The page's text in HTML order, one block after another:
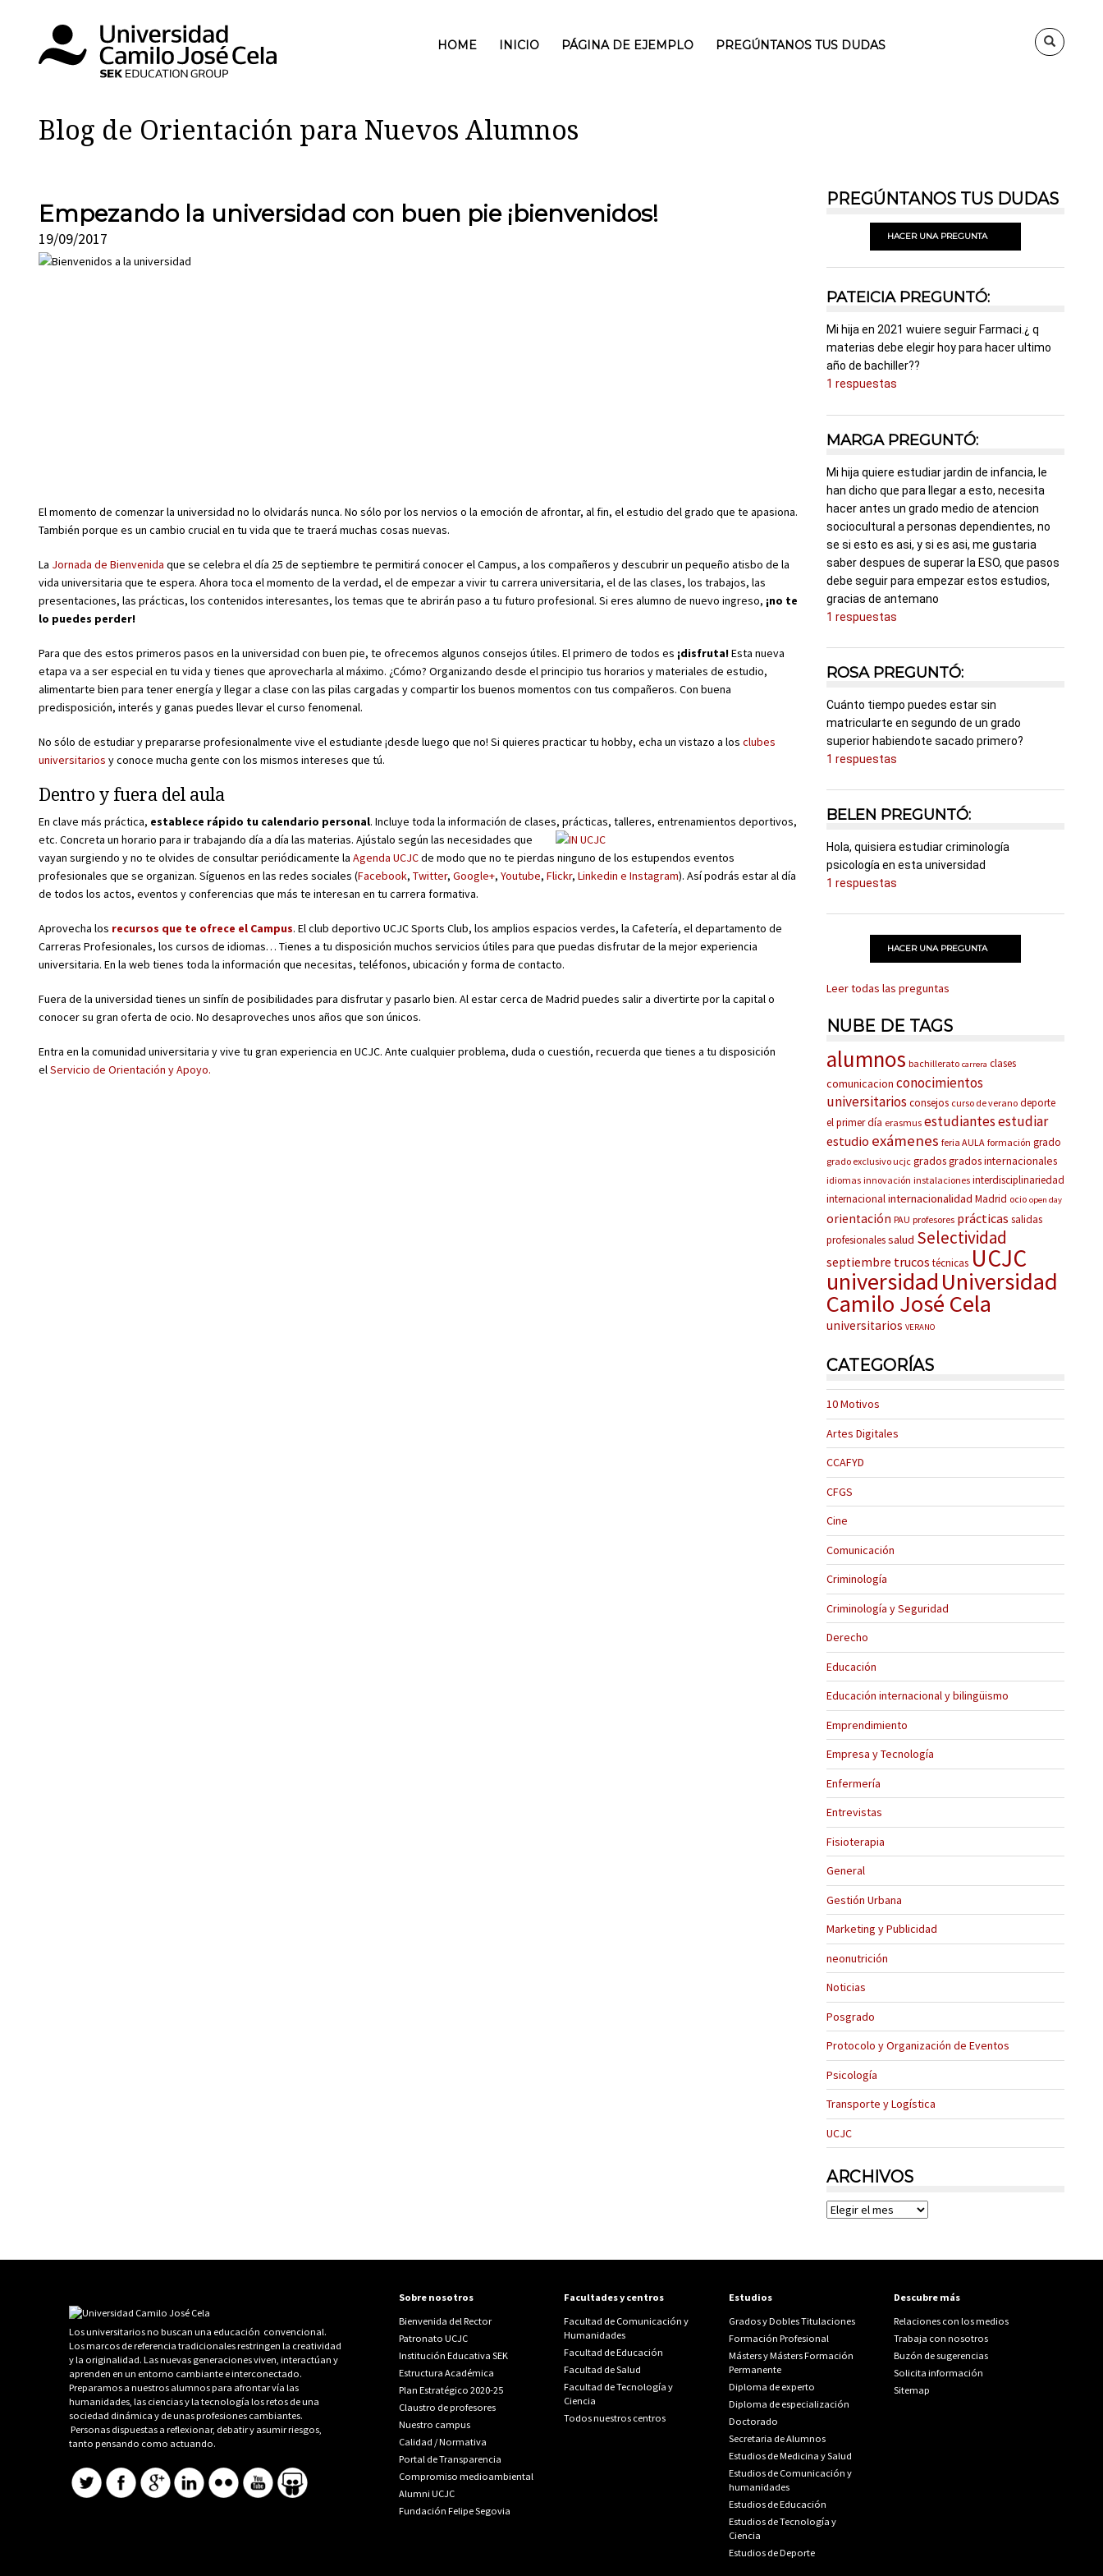
HOME INICIO PÁGINA DE EJEMPLO PREGÚNTANOS TUS DUDAS
Blog de Orientación para Nuevos Alumnos
Empezando la universidad con buen pie ¡bienvenidos!
19/09/2017
El momento de comenzar la universidad no lo olvidarás nunca. No sólo por los nervios o la emoción de afrontar, al fin, el estudio del grado que te apasiona.
También porque es un cambio crucial en tu vida que te traerá muchas cosas nuevas.
La Jornada de Bienvenida que se celebra el día 25 de septiembre te permitirá conocer el Campus, a los compañeros y descubrir un pequeño atisbo de la
vida universitaria que te espera. Ahora toca el momento de la verdad, el de empezar a vivir tu carrera universitaria, el de las clases, los trabajos, las
presentaciones, las prácticas, los contenidos interesantes, los temas que te abrirán paso a tu futuro profesional. Si eres alumno de nuevo ingreso, ¡no te
lo puedes perder!
Para que des estos primeros pasos en la universidad con buen pie, te ofrecemos algunos consejos útiles. El primero de todos es ¡disfruta!Esta nueva
etapa va a ser especial en tu vida y tienes que aprovecharla al máximo. ¿Cómo? Organizando desde el principio tus horarios y materiales de estudio,
alimentarte bien para tener energía y llegar a clase con las pilas cargadas y compartir los buenos momentos con tus compañeros. Con buena
predisposición, interés y ganas puedes llevar el curso fenomenal.
No sólo de estudiar y prepararse profesionalmente vive el estudiante ¡desde luego que no! Si quieres practicar tu hobby, echa un vistazo a los clubes
universitarios y conoce mucha gente con los mismos intereses que tú.
Dentro y fuera del aula
En clave más práctica, establece rápido tu calendario personal. Incluye toda la información de clases, prácticas, talleres, entrenamientos deportivos,
etc. Concreta un horario para ir trabajando día a día las materias. Ajústalo según las necesidades que
vayan surgiendo y no te olvides de consultar periódicamente la Agenda UCJCde modo que no te pierdas ninguno de los estupendos eventos
profesionales que se organizan. Síguenos en las redes sociales (Facebook, Twitter, Google+, Youtube, Flickr, Linkedin e Instagram). Así podrás estar al día
de todos los actos, eventos y conferencias que más te interesan en tu carrera formativa.
Aprovecha los recursos que te ofrece el Campus. El club deportivo UCJC Sports Club, los amplios espacios verdes, la Cafetería, el departamento de
Carreras Profesionales, los cursos de idiomas… Tienes a tu disposición muchos servicios útiles para que puedas disfrutar de la mejor experiencia
universitaria. En la web tienes toda la información que necesitas, teléfonos, ubicación y forma de contacto.
Fuera de la universidad tienes un sinfín de posibilidades para disfrutar y pasarlo bien. Al estar cerca de Madrid puedes salir a divertirte por la capital o
conocer su gran oferta de ocio. No desaproveches unos años que son únicos.
Entra en la comunidad universitaria y vive tu gran experiencia en UCJC. Ante cualquier problema, duda o cuestión, recuerda que tienes a tu disposición
el Servicio de Orientación y Apoyo.
PREGÚNTANOS TUS DUDAS
HACER UNA PREGUNTA
PATEICIA PREGUNTÓ:
Mi hija en 2021 wuiere seguir Farmaci.¿ q
materias debe elegir hoy para hacer ultimo
año de bachiller??
1 respuestas
MARGA PREGUNTÓ:
Mi hija quiere estudiar jardin de infancia, le
han dicho que para llegar a esto, necesita
hacer antes un grado medio de atencion
sociocultural a personas dependientes, no
se si esto es asi, y si es asi, me gustaria
saber despues de superar la ESO, que pasos
debe seguir para empezar estos estudios,
gracias de antemano
1 respuestas
ROSA PREGUNTÓ:
Cuánto tiempo puedes estar sin
matricularte en segundo de un grado
superior habiendote sacado primero?
1 respuestas
BELEN PREGUNTÓ:
Hola, quisiera estudiar criminología
psicología en esta universidad
1 respuestas
HACER UNA PREGUNTA
Leer todas las preguntas
NUBE DE TAGS
alumnos bachillerato carrera clases
comunicacion conocimientos
universitariosconsejos curso de verano deporte
el primer día erasmus estudiantesestudiar
estudio exámenes feria AULA formación grado
grado exclusivo ucjc gradosgrados internacionales
idiomas innovación instalaciones interdisciplinariedad
internacionalinternacionalidad Madrid ocio open day
orientación PAU profesores prácticas salidas
profesionalessalud Selectividad
septiembre trucos técnicas UCJC
universidadUniversidad
Camilo José Cela
universitarios VERANO
CATEGORÍAS
10 Motivos
Artes Digitales
CCAFYD
CFGS
Cine
Comunicación
Criminología
Criminología y Seguridad
Derecho
Educación
Educación internacional y bilingüismo
Emprendimiento
Empresa y Tecnología
Enfermería
Entrevistas
Fisioterapia
General
Gestión Urbana
Marketing y Publicidad
neonutrición
Noticias
Posgrado
Protocolo y Organización de Eventos
Psicología
Transporte y Logística
UCJC
ARCHIVOS
Archivos
Los universitarios no buscan una educación convencional.
Los marcos de referencia tradicionales restringen la creatividad
y la originalidad. Las nuevas generaciones viven, interactúan y
aprenden en un entorno cambiante e interconectado.
Preparamos a nuestros alumnos para afrontar vía las
humanidades, las ciencias y la tecnología los retos de una
sociedad dinámica y de unas profesiones cambiantes.
Personas dispuestas a reflexionar, debatir y asumir riesgos,
tanto pensando como actuando.
Sobre nosotros
Bienvenida del Rector
Patronato UCJC
Institución Educativa SEK
Estructura Académica
Plan Estratégico 2020-25
Claustro de profesores
Nuestro campus
Calidad /Normativa
Portal de Transparencia
Compromiso medioambiental
Alumni UCJC
Fundación Felipe Segovia
Facultades y centros
Facultad de Comunicación y
Humanidades
Facultad de Educación
Facultad de Salud
Facultad de Tecnología y
Ciencia
Todos nuestros centros
Estudios
Grados y Dobles Titulaciones
Formación Profesional
Másters y Másters Formación
Permanente
Diploma de experto
Diploma de especialización
Doctorado
Secretaria de Alumnos
Estudios de Medicina y Salud
Estudios de Comunicación y
humanidades
Estudios de Educación
Estudios de Tecnología y
Ciencia
Estudios de Deporte
Descubre más
Relaciones con los medios
Trabaja con nosotros
Buzón de sugerencias
Solicita información
Sitemap